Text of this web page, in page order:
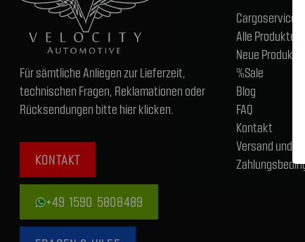
Für sämtliche Anliegen zur Lieferzeit,
technischen Fragen, Reklamationen oder
Rücksendungen bitte hier klicken.
KONTAKT
+49 1590 5808489
Cargoservice
Alle Produkte
Neue Produkte
%Sale
Blog
FAQ
Kontakt
Versand und